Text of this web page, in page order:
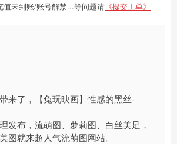
值未到账/账号解禁...等问题请 《提交工单》
来了，【兔玩映画】性感的黑丝-
发布，流萌图、萝莉图、白丝美足，
图就来超人气流萌图网站。